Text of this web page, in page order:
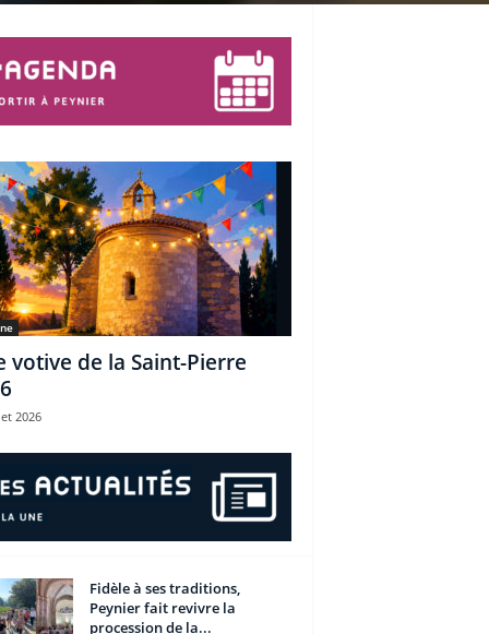
votive de la Saint-Pierre
2026
Fidèle à ses traditions,
Peynier fait revivre la
procession de la...